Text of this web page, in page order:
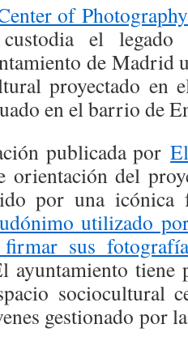
of
el
de Madrid
proyectado en
en el barrio de
publicada por
orientación del
por una icónica
utilizado
sus
ayuntamiento tiene
sociocultural
gestionado por